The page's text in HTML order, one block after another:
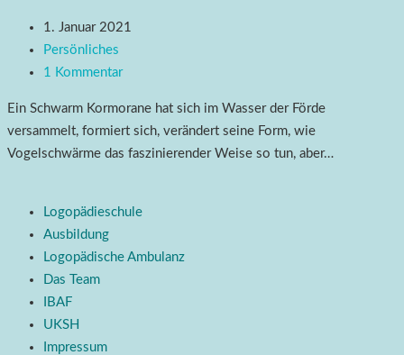
1. Januar 2021
Persönliches
1 Kommentar
Ein Schwarm Kormorane hat sich im Wasser der Förde
versammelt, formiert sich, verändert seine Form, wie
Vogelschwärme das faszinierender Weise so tun, aber…
Logopädieschule
Ausbildung
Logopädische Ambulanz
Das Team
IBAF
UKSH
Impressum